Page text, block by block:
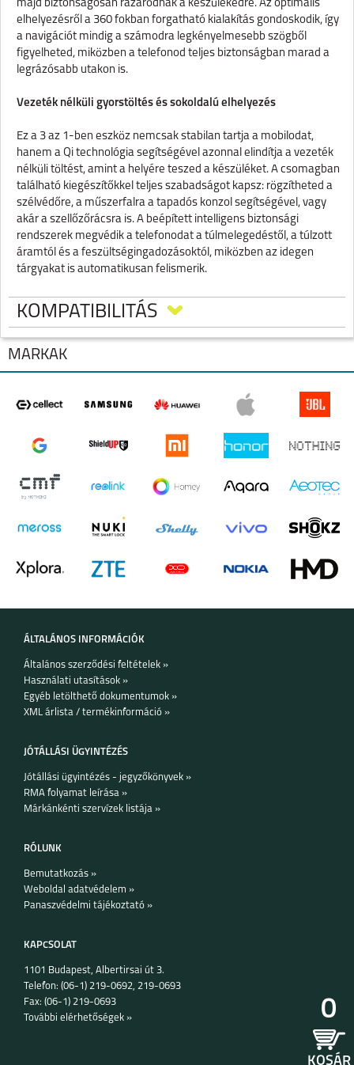
majd biztonságosan rázáródnak a készülékedre. Az optimális
elhelyezésről a 360 fokban forgatható kialakítás gondoskodik, így
a navigációt mindig a számodra legkényelmesebb szögből
figyelheted, miközben a telefonod teljes biztonságban marad a
legrázósabb utakon is.
Vezeték nélküli gyorstöltés és sokoldalú elhelyezés
Ez a 3 az 1-ben eszköz nemcsak stabilan tartja a mobilodat,
hanem a Qi technológia segítségével azonnal elindítja a vezeték
nélküli töltést, amint a helyére teszed a készüléket. A csomagban
található kiegészítőkkel teljes szabadságot kapsz: rögzítheted a
szélvédőre, a műszerfalra a tapadós konzol segítségével, vagy
akár a szellőzőrácsra is. A beépített intelligens biztonsági
rendszerek megvédik a telefonodat a túlmelegedéstől, a túlzott
áramtól és a feszültségingadozásoktól, miközben az idegen
tárgyakat is automatikusan felismerik.
Termék specifikációi
·
Típus: Qi tanúsítvánnyal ellátott autós tartó és vezeték nélküli
töltő
·
Vezeték nélküli kimeneti teljesítmény: 5W, 7,5W, 10W
·
Bemenet: 9V 1.67A QC3.0
Rögzítési opciók: Szélvédő, műszerfal (tappancsos konzollal) és
szellőzőrács
Automata rendszer: Mágneses érzékelő által vezérelt
automatikus nyitás és zárás
Biztonsági funkciók: FOD (idegen tárgy detektálás), túl
feszültség elleni védelem, túl áram elleni védelem, túlmelegedés
·
Csomag tartalma: Készüléktartó fej, tappancsos rögzítő kar,
KOMPATIBILITÁS
IPHONE 17 PRO MAX IPHONE 17 PRO IPHONE AIR
IPHONE 17 IPHONE 16E IPHONE 16 PRO MAX
IPHONE 16 PLUS IPHONE 16 PRO
IPHONE 15 PRO MAX
IPHONE 15 IPHONE 14 PRO MAX
MÁRKÁK
ÁLTALÁNOS INFORMÁCIÓK
Általános szerződési feltételek »
Használati utasítások »
Egyéb letölthető dokumentumok »
XML árlista / termékinformáció »
JÓTÁLLÁSI ÜGYINTÉZÉS
Jótállási ügyintézés - jegyzőkönyvek »
RMA folyamat leírása »
Márkánkénti szervízek listája »
RÓLUNK
Bemutatkozás »
Weboldal adatvédelem »
Panaszvédelmi tájékoztató »
KAPCSOLAT
1101 Budapest, Albertirsai út 3.
Telefon: (06-1) 219-0692, 219-0693
Fax: (06-1) 219-0693
További elérhetőségek »
0
KOSÁR